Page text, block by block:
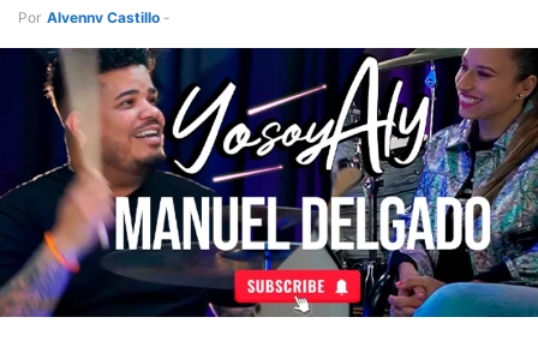
Por Alyenny Castillo -